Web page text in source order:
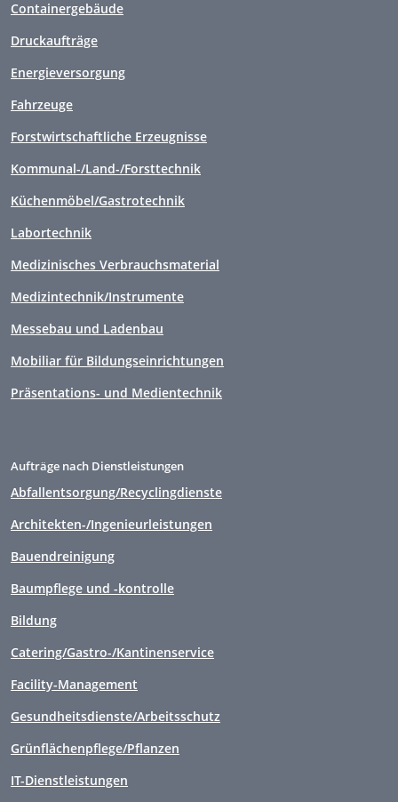
Containergebäude
Druckaufträge
Energieversorgung
Fahrzeuge
Forstwirtschaftliche Erzeugnisse
Kommunal-/Land-/Forsttechnik
Küchenmöbel/Gastrotechnik
Labortechnik
Medizinisches Verbrauchsmaterial
Medizintechnik/Instrumente
Messebau und Ladenbau
Mobiliar für Bildungseinrichtungen
Präsentations- und Medientechnik
Aufträge nach Dienstleistungen
Abfallentsorgung/Recyclingdienste
Architekten-/Ingenieurleistungen
Bauendreinigung
Baumpflege und -kontrolle
Bildung
Catering/Gastro-/Kantinenservice
Facility-Management
Gesundheitsdienste/Arbeitsschutz
Grünflächenpflege/Pflanzen
IT-Dienstleistungen